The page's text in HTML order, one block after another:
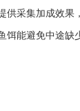
采集加成效
能避免中途缺